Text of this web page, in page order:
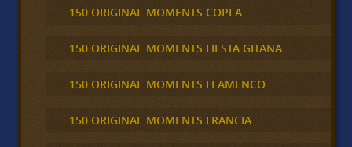
150 ORIGINAL MOMENTS COPLA
150 ORIGINAL MOMENTS FIESTA GITANA
150 ORIGINAL MOMENTS FLAMENCO
150 ORIGINAL MOMENTS FRANCIA